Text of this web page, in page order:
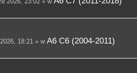
18:21 » wA6 C6 (2004-2011)